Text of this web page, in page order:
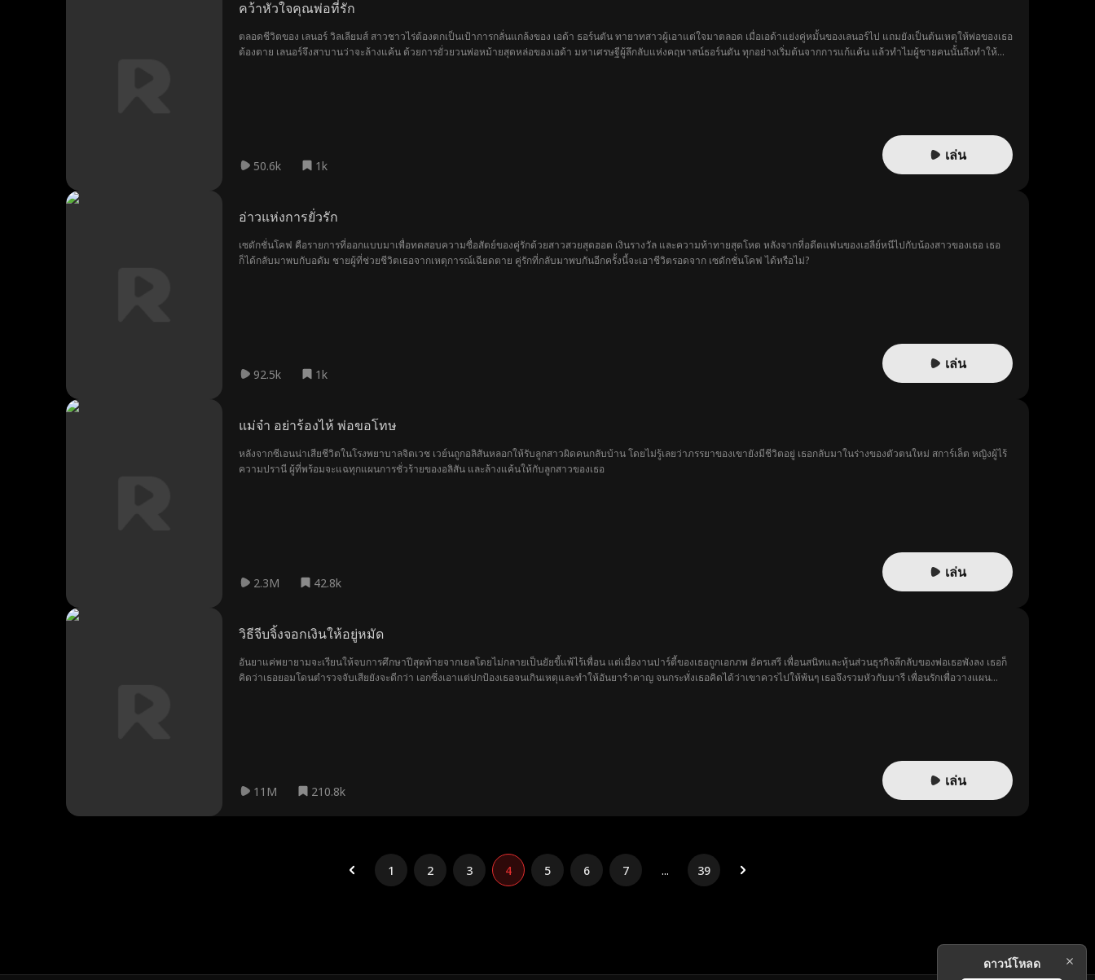
คว้าหัวใจคุณพ่อที่รัก
ตลอดชีวิตของ เลนอร์ วิลเลียมส์ สาวชาวไร่ต้องตกเป็นเป้าการกลั่นแกล้งของ เอด้า ธอร์นตัน ทายาทสาวผู้เอาแต่ใจมาตลอด เมื่อเอด้าแย่งคู่หมั้นของเลนอร์ไป แถมยังเป็นต้นเหตุให้พ่อของเธอ
ต้องตาย เลนอร์จึงสาบานว่าจะล้างแค้น ด้วยการยั่วยวนพ่อหม้ายสุดหล่อของเอด้า มหาเศรษฐีผู้ลึกลับแห่งคฤหาสน์ธอร์นตัน ทุกอย่างเริ่มต้นจากการแก้แค้น แล้วทำไมผู้ชายคนนั้นถึงทำให้
50.6k 1k
เล่น
อ่าวแห่งการยั่วรัก
เซดักชั่นโคฟ คือรายการที่ออกแบบมาเพื่อทดสอบความซื่อสัตย์ของคู่รักด้วยสาวสวยสุดฮอต เงินรางวัล และความท้าทายสุดโหด หลังจากที่อดีตแฟนของเฮลีย์หนีไปกับน้องสาวของเธอ เธอ
ก็ได้กลับมาพบกับอดัม ชายผู้ที่ช่วยชีวิตเธอจากเหตุการณ์เฉียดตาย คู่รักที่กลับมาพบกันอีกครั้งนี้จะเอาชีวิตรอดจาก เซดักชั่นโคฟ ได้หรือไม่?
92.5k 1k
เล่น
แม่จ๋า อย่าร้องไห้ พ่อขอโทษ
หลังจากซีเอนน่าเสียชีวิตในโรงพยาบาลจิตเวช เวย์นถูกอลิสันหลอกให้รับลูกสาวผิดคนกลับบ้าน โดยไม่รู้เลยว่าภรรยาของเขายังมีชีวิตอยู่ เธอกลับมาในร่างของตัวตนใหม่ สการ์เล็ต หญิงผู้ไร้
ความปรานี ผู้ที่พร้อมจะแฉทุกแผนการชั่วร้ายของอลิสัน และล้างแค้นให้กับลูกสาวของเธอ
2.3M 42.8k
เล่น
วิธีจีบจิ้งจอกเงินให้อยู่หมัด
อันยาแค่พยายามจะเรียนให้จบการศึกษาปีสุดท้ายจากเยลโดยไม่กลายเป็นยัยขี้แพ้ไร้เพื่อน แต่เมื่องานปาร์ตี้ของเธอถูกเอกภพ อัครเสรี เพื่อนสนิทและหุ้นส่วนธุรกิจลึกลับของพ่อเธอพังลง เธอก็
คิดว่าเธอยอมโดนตำรวจจับเสียยังจะดีกว่า เอกซึ่งเอาแต่ปกป้องเธอจนเกินเหตุและทำให้อันยารำคาญ จนกระทั่งเธอคิดได้ว่าเขาควรไปให้พ้นๆ เธอจึงรวมหัวกับมารี เพื่อนรักเพื่อวางแผน
11M 210.8k
เล่น
1 2 3 4 5 6 7 ... 39
ดาวน์โหลด